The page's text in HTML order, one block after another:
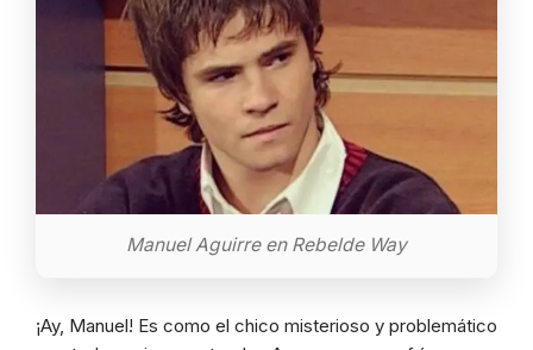
Manuel Aguirre en Rebelde Way
¡Ay, Manuel! Es como el chico misterioso y problemático